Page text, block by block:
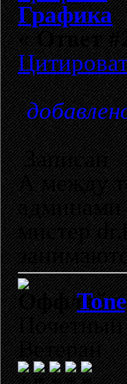
Графика
«Ответ
Записан
А между
админами
мистер
Почетный
Ветеран